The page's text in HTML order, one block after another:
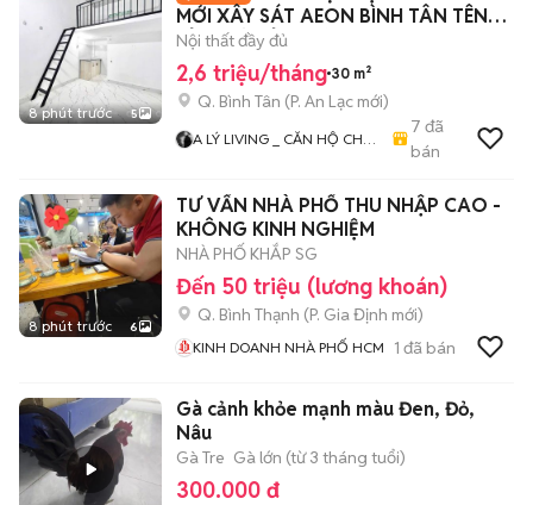
8 phút trước 5
MỚI XÂY SÁT AEON BÌNH TÂN TÊN
LỬA MỚI TỈNH LỘ 10
Nội thất đầy đủ
2,6 triệu/tháng 30 m²
Q. Bình Tân (P. An Lạc mới)
A LÝ LIVING _ CĂN HỘ CHO
CHUNG CƯ - NHÀ Ở
7 đã
bán
8 phút trước 6
TƯ VẤN NHÀ PHỐ THU NHẬP CAO -
KHÔNG KINH NGHIỆM
NHÀ PHỐ KHẮP SG
Đến 50 triệu (lương khoán)
Q. Bình Thạnh (P. Gia Định mới)
KINH DOANH NHÀ PHỐ HCM 1 đã bán
Gà cảnh khỏe mạnh màu Đen, Đỏ,
Nâu
Gà Tre Gà lớn (từ 3 tháng tuổi)
300.000 đ